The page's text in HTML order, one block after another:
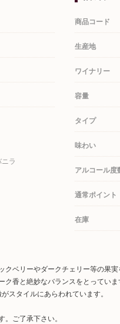
商品コード
生産地
ワイナリー
容量
タイプ
味わい
アルコール度
通常ポイント
在庫
ニラ
クベリーやダークチェリー等の果
ク香と絶妙なバランスをとってい
スタイルにあらわれています。
ご了承下さい。